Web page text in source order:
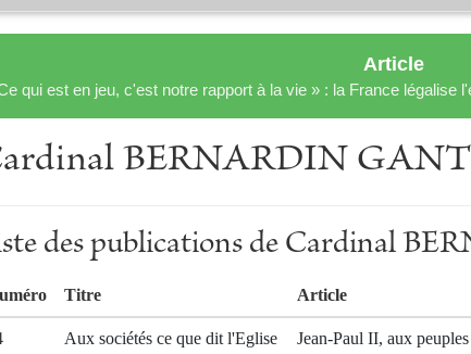
Article
qui est en jeu, c'est notre rapport à la vie » : la France légalise
BERNARDIN
des publications de Cardinal
Titre Article
Aux sociétés ce que dit l'Eglise Jean-Paul II, aux